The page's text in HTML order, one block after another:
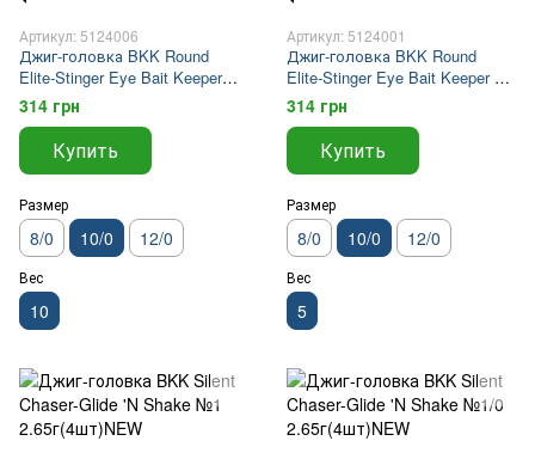
Артикул: 5124006
Джиг-головка BKK Round
Elite-Stinger Eye Bait Keeper
10г №10/0(2шт)NEW
314 грн
Купить
Размер
8/0 10/0 12/0
Вес
10
Артикул: 5124001
Джиг-головка BKK Round
Elite-Stinger Eye Bait Keeper 5г
№10/0(2шт)NEW
314 грн
Купить
Размер
8/0 10/0 12/0
Вес
5